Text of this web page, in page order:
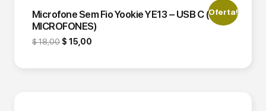
Oferta!
Microfone Sem Fio Yookie YE13 – USB C (2
MICROFONES)
$18,00 $ 15,00